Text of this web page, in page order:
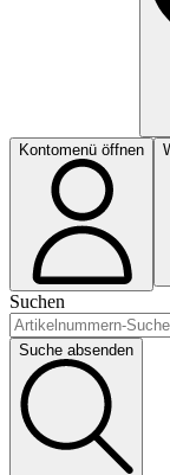
Kontomenü öffnen
Suchen
Suche absenden